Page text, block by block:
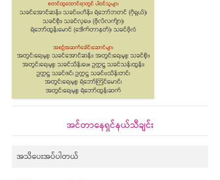
အင်တာနေရှင်နယ်သီချင်း
အသိပေးအပ်ပါတယ်